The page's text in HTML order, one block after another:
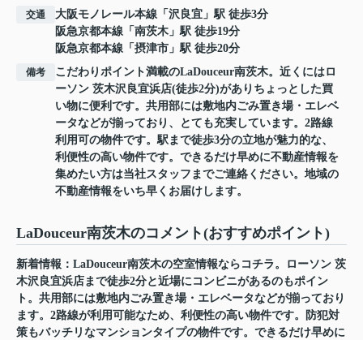
交通 大阪モノレール本線 「 沢良宜 」駅 徒歩3分
阪急京都本線 「 南茨木 」駅 徒歩19分
阪急京都本線 「 摂津市 」駅 徒歩20分
備考
こだわりポイント満載のLaDouceur南茨木。近くにはロ
ーソン 茨木沢良宜浜店(徒歩2分)がありちょっとした買
い物に便利です。共用部には敷地内ごみ置き場・エレベ
ータなどが揃っており、とても充実しています。2路線
利用可の物件です。駅まで徒歩3分の立地が魅力的な、
利便性の高い物件です。できるだけ早めに不動産情報を
集めたい方は当社スタッフまでご連絡ください。地域の
不動産情報をいち早くお届けします。
LaDouceur南茨木のコメント(おすすめポイント)
新着情報：LaDouceur南茨木の空室情報ならコチラ。ローソン 茨
木沢良宜浜店まで徒歩2分と近場にコンビニがあるのもポイン
ト。共用部には敷地内ごみ置き場・エレベータなどが揃っており
ます。2路線が利用可能なため、利便性の高い物件です。防犯対
策もバッチリなマンションタイプの物件です。できるだけ早めに